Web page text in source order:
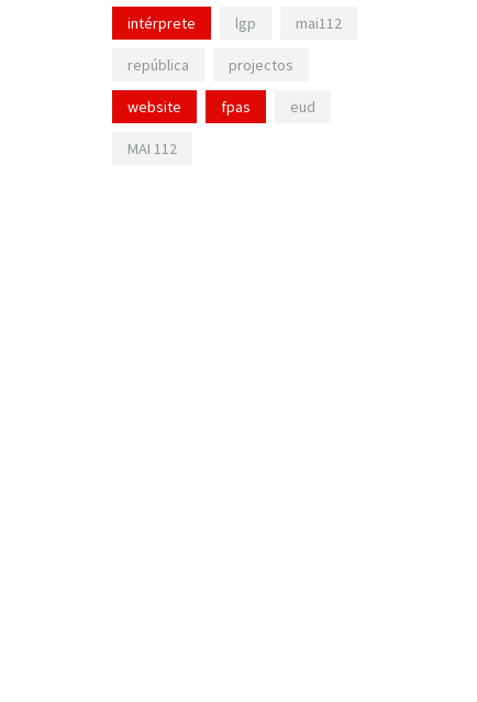
intérprete lgp mai112
república projectos
website fpas eud
MAI 112